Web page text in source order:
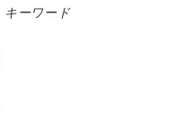
キーワード